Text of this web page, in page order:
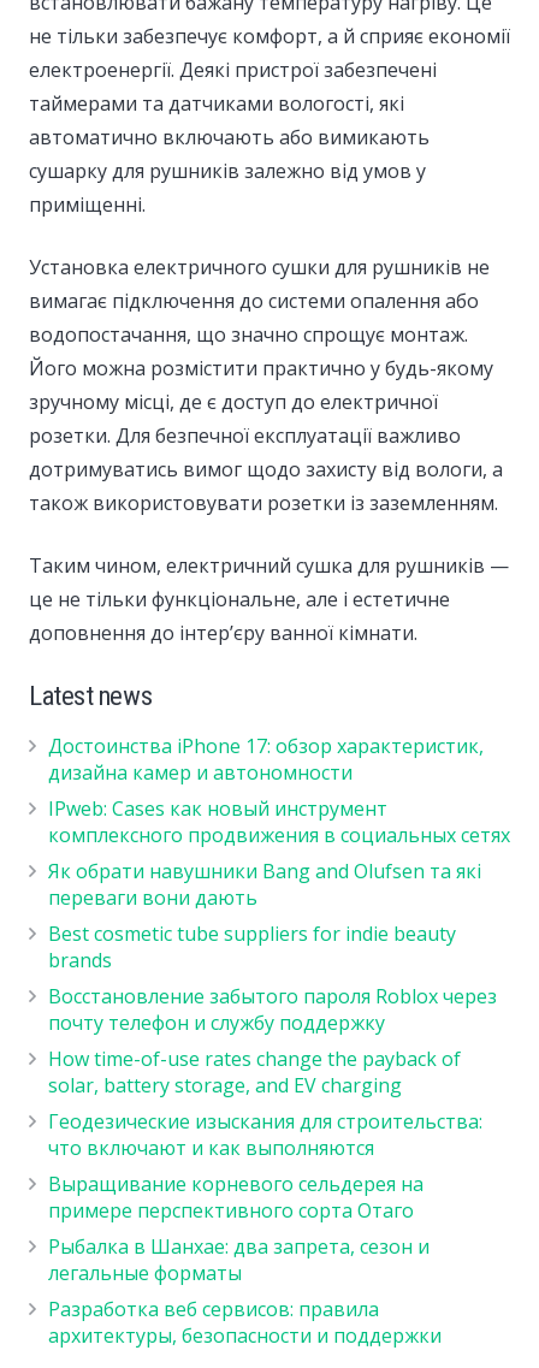
не тільки забезпечує комфорт, а й сприяє економії
електроенергії. Деякі пристрої забезпечені
таймерами та датчиками вологості, які
автоматично включають або вимикають
сушарку для рушників залежно від умов у
приміщенні.
Установка електричного сушки для рушників не
вимагає підключення до системи опалення або
водопостачання, що значно спрощує монтаж.
Його можна розмістити практично у будь-якому
зручному місці, де є доступ до електричної
розетки. Для безпечної експлуатації важливо
дотримуватись вимог щодо захисту від вологи, а
також використовувати розетки із заземленням.
Таким чином, електричний сушка для рушників —
це не тільки функціональне, але і естетичне
доповнення до інтер’єру ванної кімнати.
Latest news
Достоинства iPhone 17: обзор характеристик,
дизайна камер и автономности
IPweb: Cases как новый инструмент
комплексного продвижения в социальных сетях
Як обрати навушники Bang and Olufsen та які
переваги вони дають
Best cosmetic tube suppliers for indie beauty
brands
Восстановление забытого пароля Roblox через
почту телефон и службу поддержку
How time-of-use rates change the payback of
solar, battery storage, and EV charging
Геодезические изыскания для строительства:
что включают и как выполняются
Выращивание корневого сельдерея на
примере перспективного сорта Отаго
Рыбалка в Шанхае: два запрета, сезон и
легальные форматы
Разработка веб сервисов: правила
архитектуры, безопасности и поддержки